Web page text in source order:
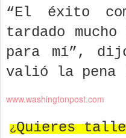
“El éxito
tardado
para mí”,
valió la pena
www.washingtonpost.com
¿Quieres